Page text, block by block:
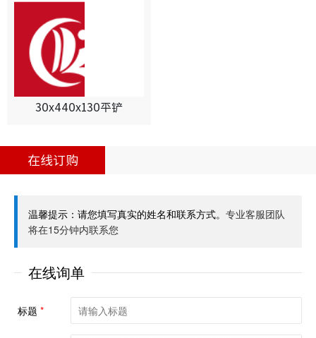
30x440x130平铲
在线订购